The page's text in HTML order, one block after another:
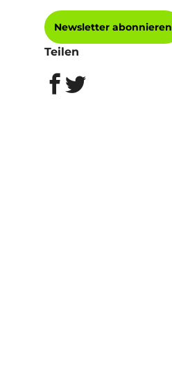
Newsletter abonnieren
Teilen